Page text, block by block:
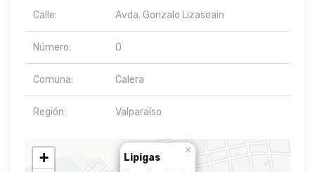
Calle: Avda. Gonzalo Lizasoain
Número: 0
Comuna: Calera
Región: Valparaíso
Lipigas
×
+